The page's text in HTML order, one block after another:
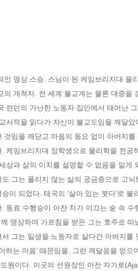
인 명상 스승. 스님이 된 케임브리지대
의 개척자. 전 세계 불교계는 물론 대중
런던의 가난한 노동자 집안에서 태어난
서적을 읽다가 자신이 불교도임을 깨달
것임을 깨닫고 마음의 동요 없이 아버지
케임브리지대 장학생으로 물리학을 전
상과 삶의 이치를 설명할 수 없음을 알
그는 풀리지 않는 삶의 궁금증으로 고
이 되었다. 태국의 ‘살아 있는 붓다’로
동료 수행승이 아잔 차가 이끄는 숲 속
명상하며 가르침을 받은 그는 호주로
그는 일생을 노동자로 살다간 아버지
하는 마음’ 때문임을. 그런 깨달음을 얻
원이다. 이곳의 선원장인 아잔 자가로